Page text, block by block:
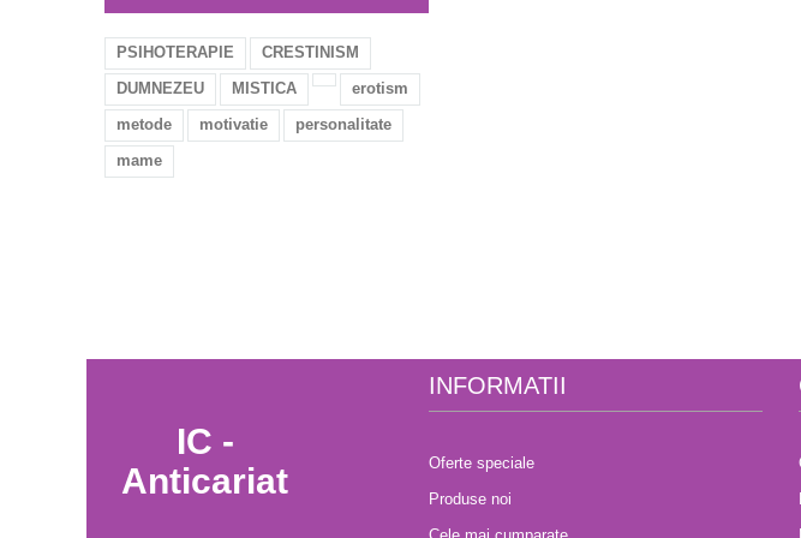
PSIHOTERAPIE
CRESTINISM
DUMNEZEU
MISTICA
erotism
metode
motivatie
personalitate
mame
IC -
Anticariat
INFORMATII
Oferte speciale
Produse noi